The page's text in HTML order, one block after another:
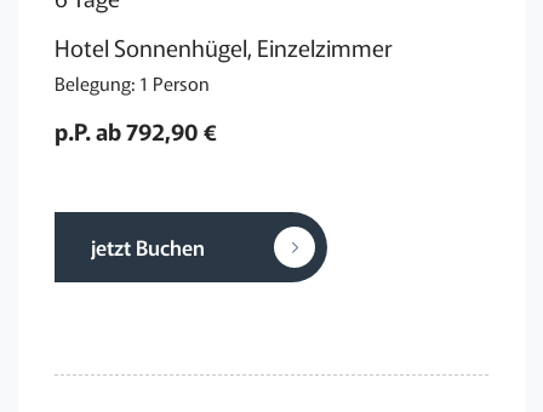
Hotel Sonnenhügel, Einzelzimmer
Belegung: 1 Person
p.P. ab 792,90 €
jetzt Buchen